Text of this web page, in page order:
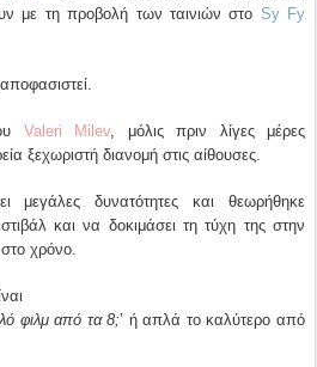
με τη προβολή των ταινιών στο Sy Fy
Valeri Milev, μόλις πριν λίγες μέρες
ξεχωριστή διανομή στις αίθουσες.
μεγάλες δυνατότητες και θεωρήθηκε
και να δοκιμάσει τη τύχη της στην
χρόνο.
φιλμ από τα 8;’ ή απλά το καλύτερο από